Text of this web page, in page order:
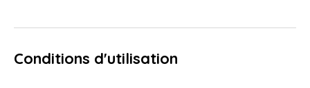
Conditions d'utilisation